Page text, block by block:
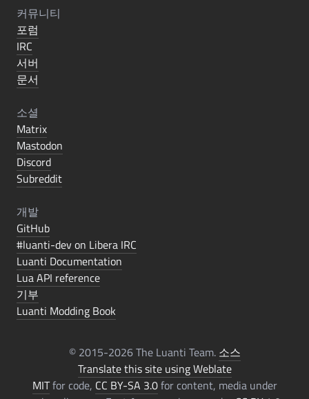
커뮤니티
포럼
IRC
서버
문서
소셜
Matrix
Mastodon
Discord
Subreddit
개발
GitHub
#luanti-dev on Libera IRC
Luanti Documentation
Lua API reference
기부
Luanti Modding Book
© 2015-2026 The Luanti Team. 소스
Translate this site using Weblate
MITfor code, CC BY-SA 3.0for content, media under